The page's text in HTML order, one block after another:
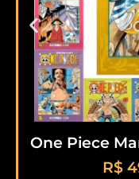
One Piece
R$